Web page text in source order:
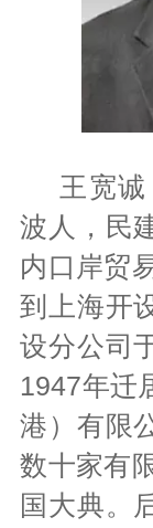
王宽
波人，民
内口岸贸
到上海开
设分公司
1947年迁
港）有限
数十家有
国大典。